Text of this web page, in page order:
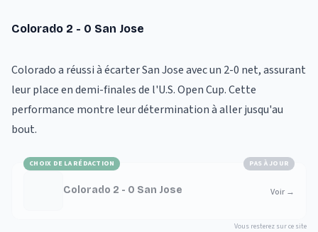
Colorado 2 - 0 San Jose
Colorado a réussi à écarter San Jose avec un 2-0 net, assurant
leur place en demi-finales de l'U.S. Open Cup. Cette
performance montre leur détermination à aller jusqu'au
bout.
PAS À JOUR
CHOIX DE LA RÉDACTION
Colorado 2 - 0 San Jose Voir →
Vous resterez sur ce site